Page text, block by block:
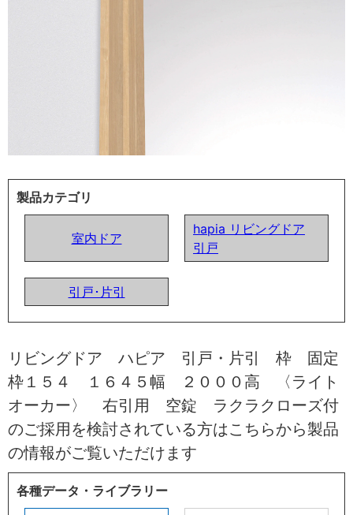
製品カテゴリ
室内ドア
hapia リビングドア
引戸
引戸･片引
リビングドア ハピア 引戸・片引 枠 固定
枠１５４ １６４５幅 ２０００高 〈ライト
オーカー〉 右引用 空錠 ラクラクローズ付
のご採用を検討されている方はこちらから製品
の情報がご覧いただけます
各種データ・ライブラリー